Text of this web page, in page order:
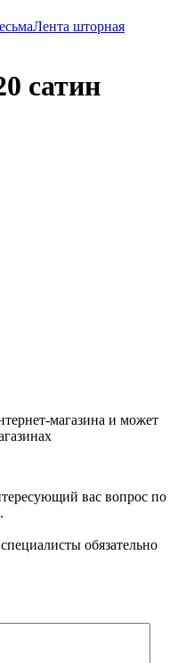
Лента шторная
сатин
магазина и может
вас вопрос по
обязательно